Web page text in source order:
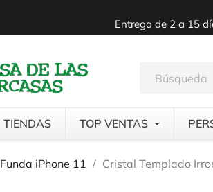
Entrega de 2 a 15
TIENDAS TOP VENTAS
Funda iPhone 11 Cristal Templado